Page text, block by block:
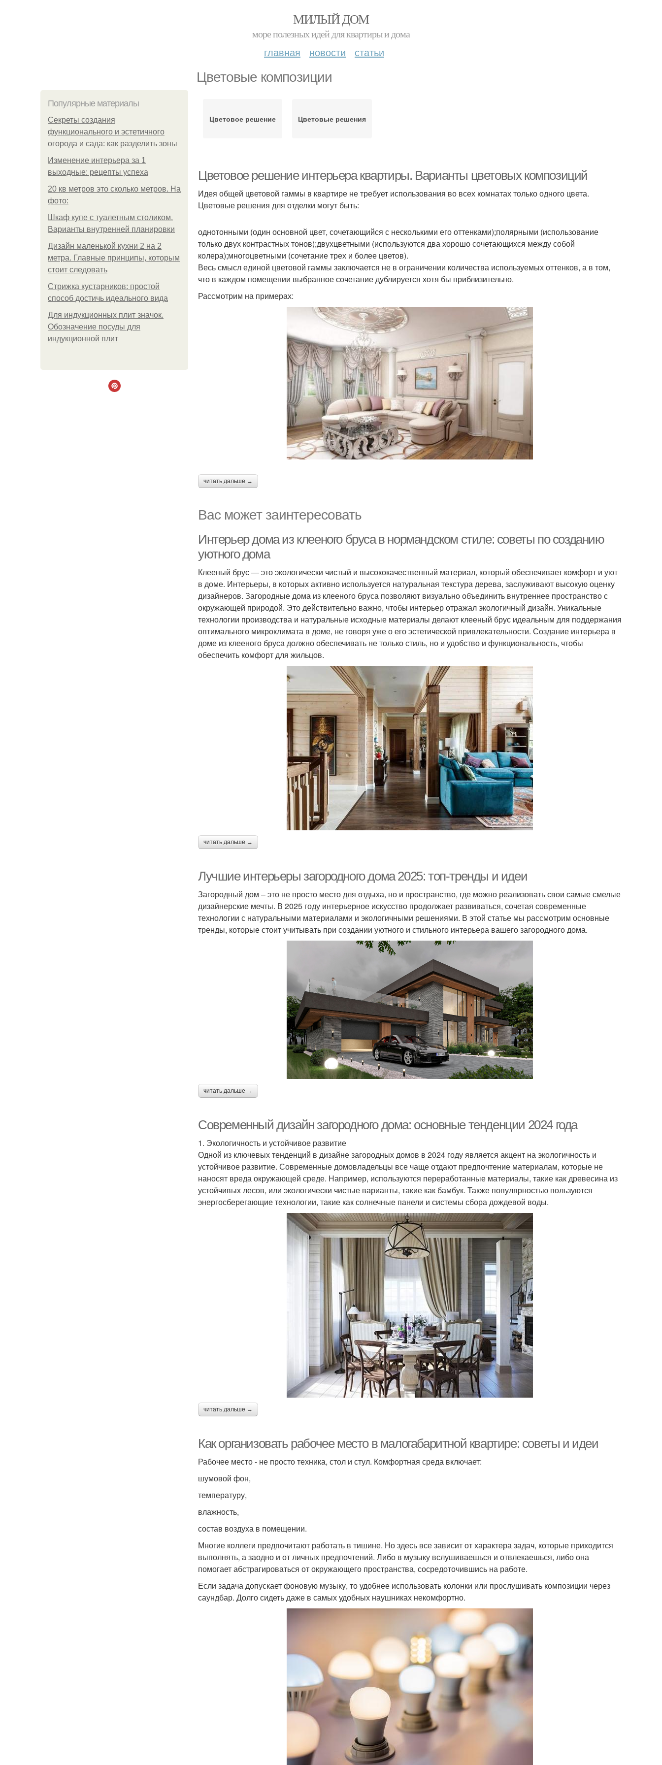
МИЛЫЙ ДОМ
море полезных идей для квартиры и дома
главная новости статьи
Цветовые композиции
Популярные материалы
Секреты создания
функционального и эстетичного
огорода и сада: как разделить зоны
Изменение интерьера за 1
выходные: рецепты успеха
20 кв метров это сколько метров. На
фото:
Шкаф купе с туалетным столиком.
Варианты внутренней планировки
Дизайн маленькой кухни 2 на 2
метра. Главные принципы, которым
стоит следовать
Стрижка кустарников: простой
способ достичь идеального вида
Для индукционных плит значок.
Обозначение посуды для
индукционной плит
Цветовое решение Цветовые решения
Цветовое решение интерьера квартиры. Варианты цветовых композиций
Идея общей цветовой гаммы в квартире не требует использования во всех комнатах только одного цвета.
Цветовые решения для отделки могут быть:
однотонными (один основной цвет, сочетающийся с несколькими его оттенками);полярными (использование
только двух контрастных тонов);двухцветными (используются два хорошо сочетающихся между собой
колера);многоцветными (сочетание трех и более цветов).
Весь смысл единой цветовой гаммы заключается не в ограничении количества используемых оттенков, а в том,
что в каждом помещении выбранное сочетание дублируется хотя бы приблизительно.
Рассмотрим на примерах:
читать дальше →
Вас может заинтересовать
Интерьер дома из клееного бруса в нормандском стиле: советы по созданию
уютного дома
Клееный брус — это экологически чистый и высококачественный материал, который обеспечивает комфорт и уют
в доме. Интерьеры, в которых активно используется натуральная текстура дерева, заслуживают высокую оценку
дизайнеров. Загородные дома из клееного бруса позволяют визуально объединить внутреннее пространство с
окружающей природой. Это действительно важно, чтобы интерьер отражал экологичный дизайн. Уникальные
технологии производства и натуральные исходные материалы делают клееный брус идеальным для поддержания
оптимального микроклимата в доме, не говоря уже о его эстетической привлекательности. Создание интерьера в
доме из клееного бруса должно обеспечивать не только стиль, но и удобство и функциональность, чтобы
обеспечить комфорт для жильцов.
читать дальше →
Лучшие интерьеры загородного дома 2025: топ-тренды и идеи
Загородный дом – это не просто место для отдыха, но и пространство, где можно реализовать свои самые смелые
дизайнерские мечты. В 2025 году интерьерное искусство продолжает развиваться, сочетая современные
технологии с натуральными материалами и экологичными решениями. В этой статье мы рассмотрим основные
тренды, которые стоит учитывать при создании уютного и стильного интерьера вашего загородного дома.
читать дальше →
Современный дизайн загородного дома: основные тенденции 2024 года
1. Экологичность и устойчивое развитие
Одной из ключевых тенденций в дизайне загородных домов в 2024 году является акцент на экологичность и
устойчивое развитие. Современные домовладельцы все чаще отдают предпочтение материалам, которые не
наносят вреда окружающей среде. Например, используются переработанные материалы, такие как древесина из
устойчивых лесов, или экологически чистые варианты, такие как бамбук. Также популярностью пользуются
энергосберегающие технологии, такие как солнечные панели и системы сбора дождевой воды.
читать дальше →
Как организовать рабочее место в малогабаритной квартире: советы и идеи
Рабочее место - не просто техника, стол и стул. Комфортная среда включает:
шумовой фон,
температуру,
влажность,
состав воздуха в помещении.
Многие коллеги предпочитают работать в тишине. Но здесь все зависит от характера задач, которые приходится
выполнять, а заодно и от личных предпочтений. Либо в музыку вслушиваешься и отвлекаешься, либо она
помогает абстрагироваться от окружающего пространства, сосредоточившись на работе.
Если задача допускает фоновую музыку, то удобнее использовать колонки или прослушивать композиции через
саундбар. Долго сидеть даже в самых удобных наушниках некомфортно.